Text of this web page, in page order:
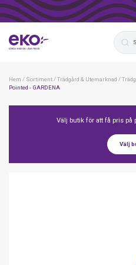
Hem / Sortiment/Trädgård & Utemarknad /
Pointed - GARDENA
Välj butik för att få pris på
Välj